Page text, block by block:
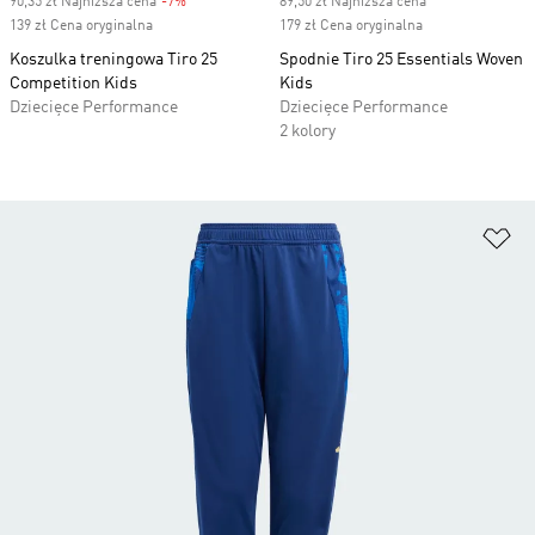
139 zł Cena oryginalna
Koszulka treningowa Tiro 25
Competition Kids
Dziecięce Performance
179 zł Cena oryginalna
Spodnie Tiro 25 Essentials Woven
Kids
Dziecięce Performance
2 kolory